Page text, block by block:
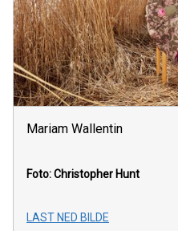
Mariam Wallentin
Foto: Christopher Hunt
LAST NED BILDE